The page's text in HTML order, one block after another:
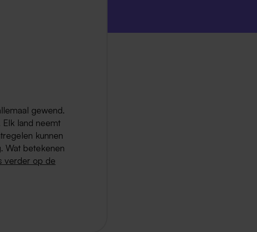
gewend.
Elk land neemt
kunnen
Wat betekenen
verder op de